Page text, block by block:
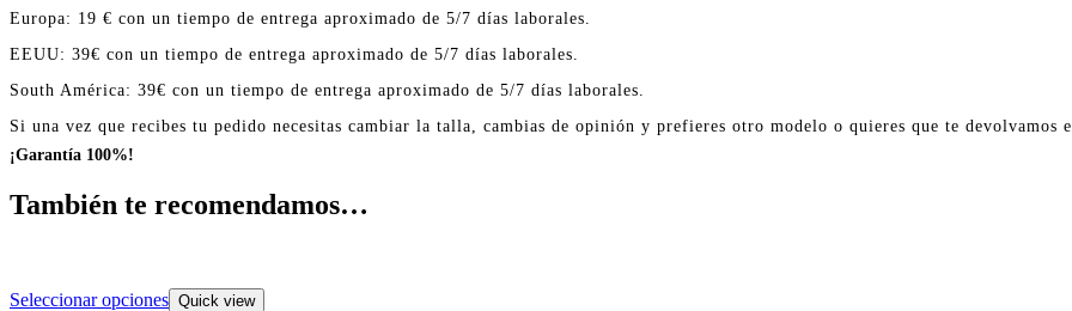
Europa: 19 € con un tiempo de entrega aproximado de 5/7 días laborales.
EEUU: 39€ con un tiempo de entrega aproximado de 5/7 días laborales.
South América: 39€ con un tiempo de entrega aproximado de 5/7 días laborales.
Si una vez que recibes tu pedido necesitas cambiar la talla, cambias de opinión y prefieres otro modelo o quieres que te
¡Garantía 100%!
También te recomendamos…
Seleccionar opciones Quick view